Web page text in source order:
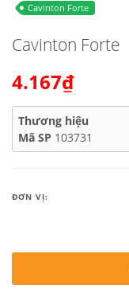
Cavinton Forte
Cavinton Forte
4.167₫
Thương hiệu
Mã SP 103731
ĐƠN VỊ: